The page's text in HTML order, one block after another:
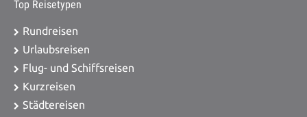
Top Reisetypen
Rundreisen
Urlaubsreisen
Flug- und Schiffsreisen
Kurzreisen
Städtereisen